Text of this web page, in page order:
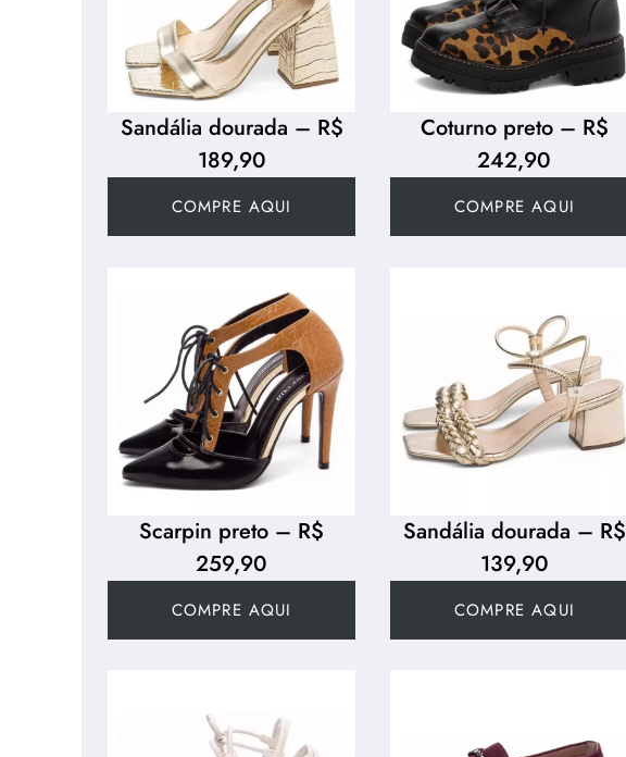
Sandália dourada – R$
189,90
COMPRE AQUI
Coturno preto – R$
242,90
COMPRE AQUI
Scarpin preto – R$
259,90
COMPRE AQUI
Sandália dourada – R$
139,90
COMPRE AQUI